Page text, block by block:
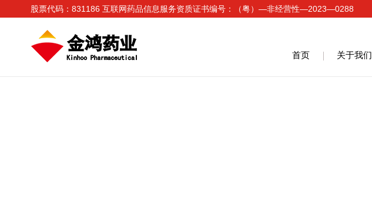
股票代码：831186 互联网药品信息服务资质证书编号：（粤）—非经营性—2023—0288
首页 关于我们